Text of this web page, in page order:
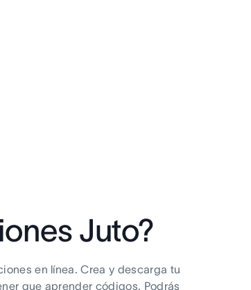
Juto?
en línea. Crea y descarga tu
que aprender códigos. Podrás